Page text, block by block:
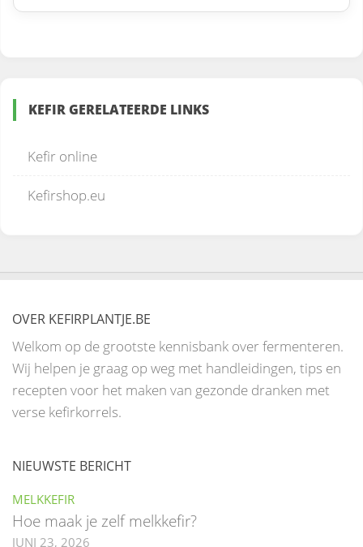
KEFIR GERELATEERDE LINKS
Kefir online
Kefirshop.eu
OVER KEFIRPLANTJE.BE
Welkom op de grootste kennisbank over fermenteren.
Wij helpen je graag op weg met handleidingen, tips en
recepten voor het maken van gezonde dranken met
verse kefirkorrels.
NIEUWSTE BERICHT
MELKKEFIR
Hoe maak je zelf melkkefir?
JUNI 23, 2026